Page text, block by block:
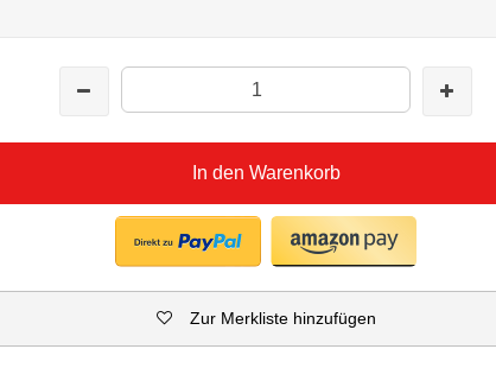
In den Warenkorb
Zur Merkliste hinzufügen